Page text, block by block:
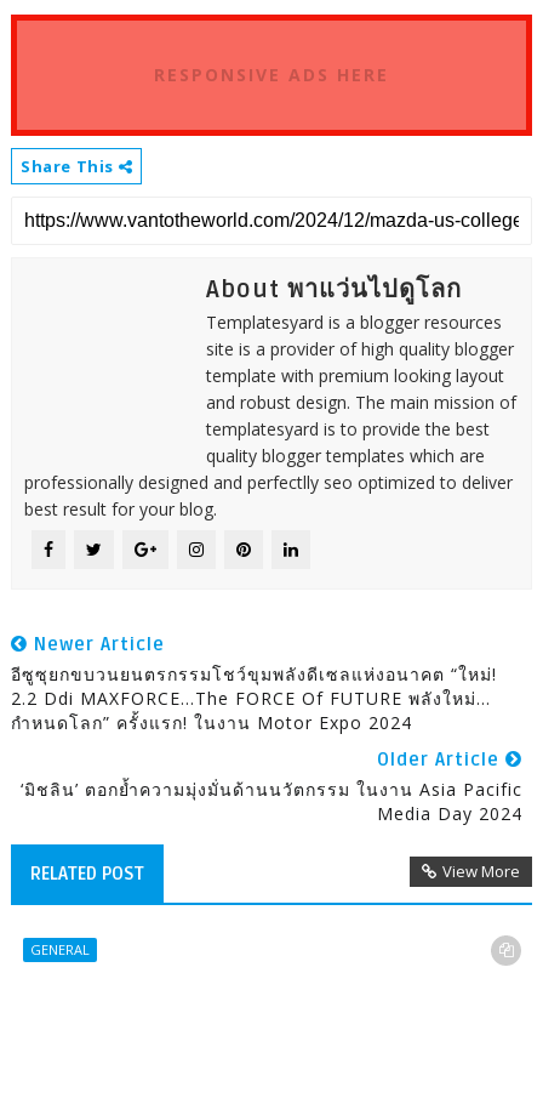
RESPONSIVE ADS HERE
Share This
About พาแว่นไปดูโลก
Templatesyard is a blogger resources
site is a provider of high quality blogger
template with premium looking layout
and robust design. The main mission of
templatesyard is to provide the best
quality blogger templates which are
professionally designed and perfectlly seo optimized to deliver
best result for your blog.
Newer Article
อีซูซุยกขบวนยนตรกรรมโชว์ขุมพลังดีเซลแห่งอนาคต “ใหม่!
2.2 Ddi MAXFORCE…The FORCE Of FUTURE พลังใหม่…
กำหนดโลก” ครั้งแรก! ในงาน Motor Expo 2024
Older Article
‘มิชลิน’ ตอกย้ำความมุ่งมั่นด้านนวัตกรรม ในงาน Asia Pacific
Media Day 2024
RELATED POST View More
GENERAL